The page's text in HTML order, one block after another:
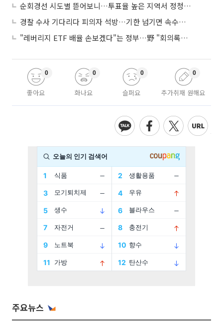
순회경선 시도별 뜯어보니…투표율 높은 지역서 정청래 강세
경찰 수사 기다리다 피의자 석방…기한 넘기면 속수무책
"레버리지 ETF 배율 손보겠다"는 정부…野 "회의록부터 내놔야"
좋아요
0
화나요
0
슬퍼요
0
추가취재 원해요
0
주요뉴스